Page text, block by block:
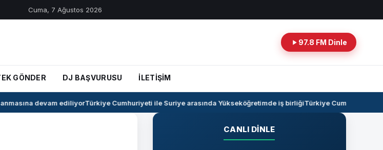
Cuma, 7 Ağustos 2026
97.8 FM Dinle
GÖNDER DJ BAŞVURUSU İLETİŞİM
devam ediliyorTürkiye Cumhuriyeti ile Suriye arasında Yükseköğretimde iş birliğiTürkiye Cumhuriyeti -
CANLI DINLE